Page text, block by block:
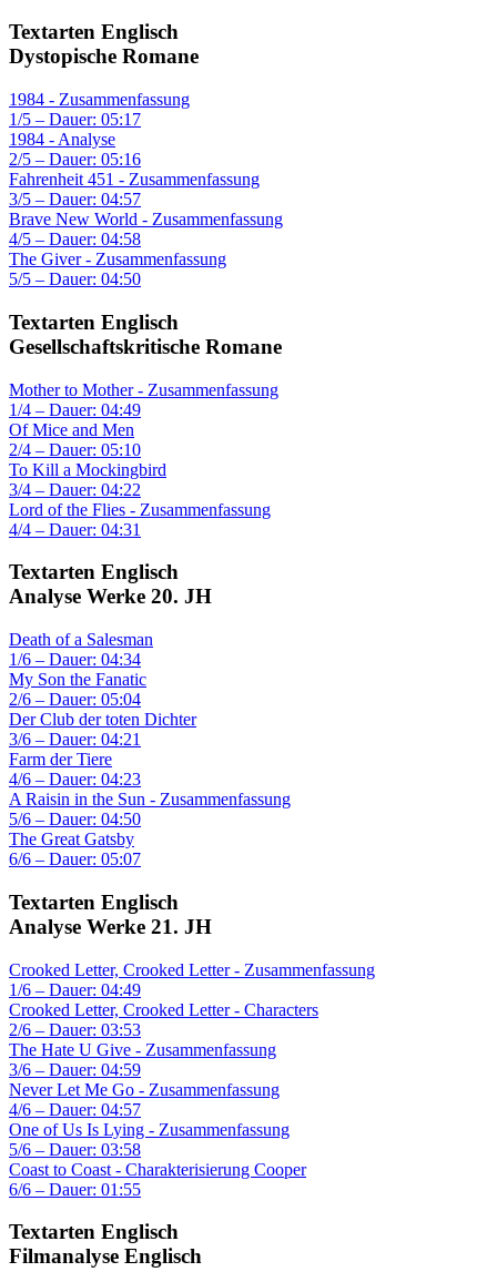
Textarten Englisch
Dystopische Romane
1984 - Zusammenfassung
1/5 – Dauer: 05:17
1984 - Analyse
2/5 – Dauer: 05:16
Fahrenheit 451 - Zusammenfassung
3/5 – Dauer: 04:57
Brave New World - Zusammenfassung
4/5 – Dauer: 04:58
The Giver - Zusammenfassung
5/5 – Dauer: 04:50
Textarten Englisch
Gesellschaftskritische Romane
Mother to Mother - Zusammenfassung
1/4 – Dauer: 04:49
Of Mice and Men
2/4 – Dauer: 05:10
To Kill a Mockingbird
3/4 – Dauer: 04:22
Lord of the Flies - Zusammenfassung
4/4 – Dauer: 04:31
Textarten Englisch
Analyse Werke 20. JH
Death of a Salesman
1/6 – Dauer: 04:34
My Son the Fanatic
2/6 – Dauer: 05:04
Der Club der toten Dichter
3/6 – Dauer: 04:21
Farm der Tiere
4/6 – Dauer: 04:23
A Raisin in the Sun - Zusammenfassung
5/6 – Dauer: 04:50
The Great Gatsby
6/6 – Dauer: 05:07
Textarten Englisch
Analyse Werke 21. JH
Crooked Letter, Crooked Letter - Zusammenfassung
1/6 – Dauer: 04:49
Crooked Letter, Crooked Letter - Characters
2/6 – Dauer: 03:53
The Hate U Give - Zusammenfassung
3/6 – Dauer: 04:59
Never Let Me Go - Zusammenfassung
4/6 – Dauer: 04:57
One of Us Is Lying - Zusammenfassung
5/6 – Dauer: 03:58
Coast to Coast - Charakterisierung Cooper
6/6 – Dauer: 01:55
Textarten Englisch
Filmanalyse Englisch